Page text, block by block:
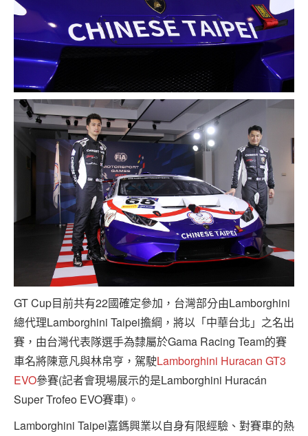
GT Cup目前共有22國確定參加，台灣部分由Lamborghini
總代理Lamborghini Taipei擔綱，將以「中華台北」之名出
賽，由台灣代表隊選手為隸屬於Gama Racing Team的賽
車名將陳意凡與林帛亨，駕駛Lamborghini Huracan GT3
EVO參賽(記者會現場展示的是Lamborghini Huracán
Super Trofeo EVO賽車)。
Lamborghini Taipei嘉鎷興業以自身有限經驗、對賽車的熱